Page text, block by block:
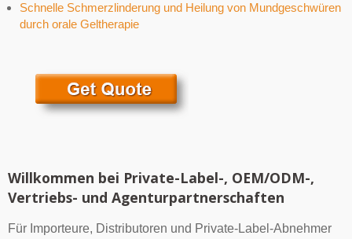
Schnelle Schmerzlinderung und Heilung von Mundgeschwüren
durch orale Geltherapie
Willkommen bei Private-Label-, OEM/ODM-,
Vertriebs- und Agenturpartnerschaften
Für Importeure, Distributoren und Private-Label-Abnehmer